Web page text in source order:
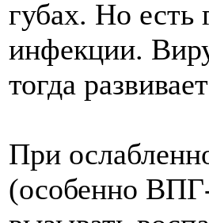
губах. Но есть
инфекции.
тогда
При
(особенно